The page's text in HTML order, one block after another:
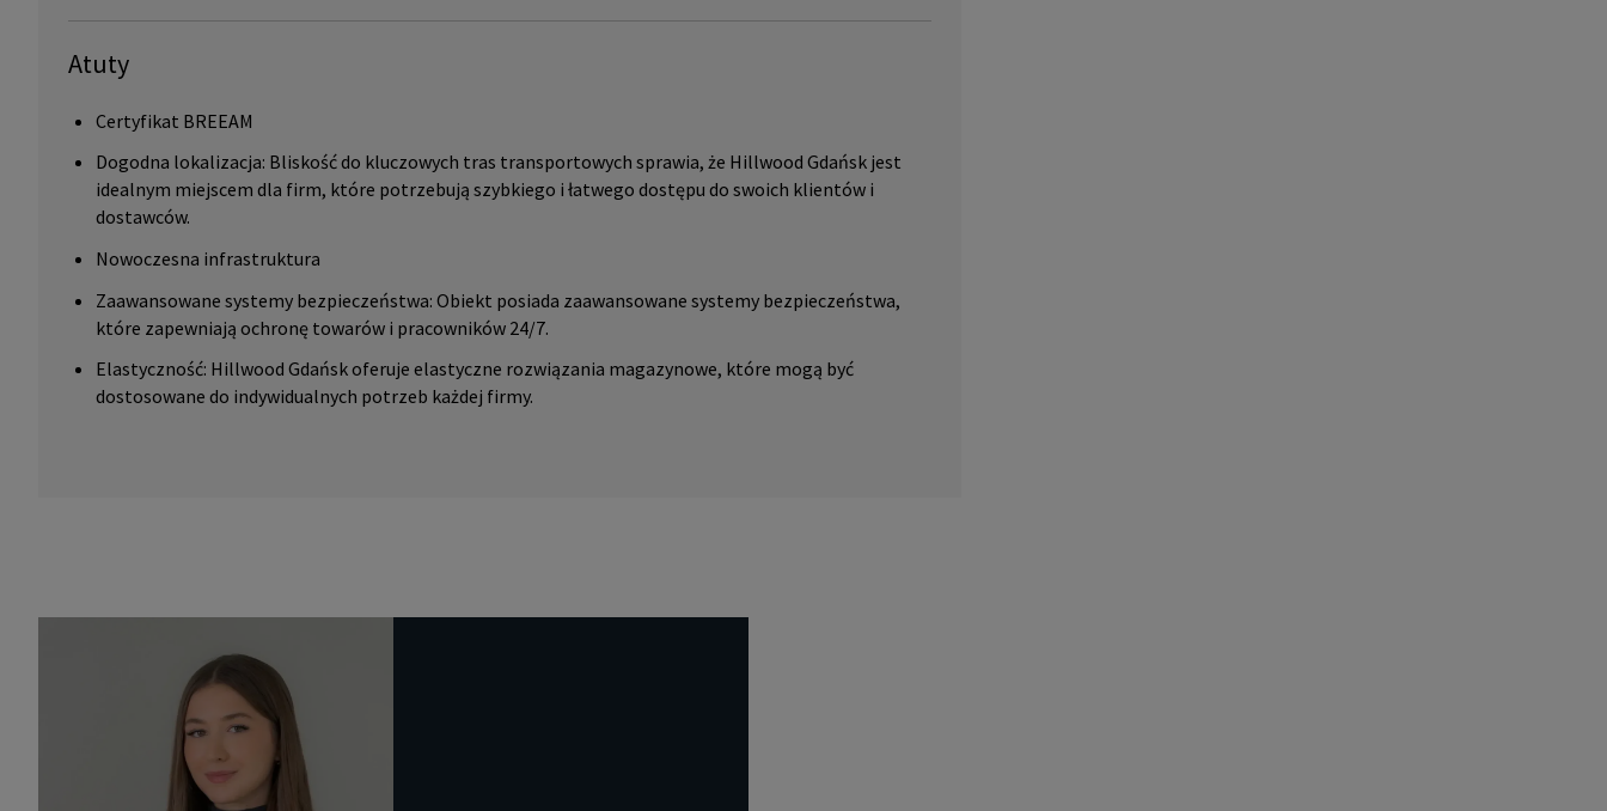
Atuty
Certyfikat BREEAM
Dogodna lokalizacja: Bliskość do kluczowych tras transportowych sprawia, że Hillwood Gdańsk jest
idealnym miejscem dla firm, które potrzebują szybkiego i łatwego dostępu do swoich klientów i
dostawców.
Nowoczesna infrastruktura
Zaawansowane systemy bezpieczeństwa: Obiekt posiada zaawansowane systemy bezpieczeństwa,
które zapewniają ochronę towarów i pracowników 24/7.
Elastyczność: Hillwood Gdańsk oferuje elastyczne rozwiązania magazynowe, które mogą być
dostosowane do indywidualnych potrzeb każdej firmy.